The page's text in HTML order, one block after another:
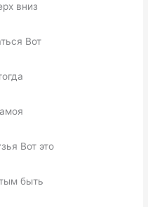
вниз
Вот
Вот это
быть